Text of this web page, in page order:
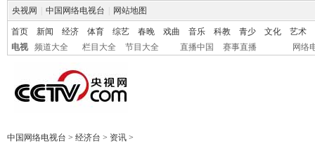
央视网 中国网络电视台 网站地图
首页 新闻 经济 体育 综艺 春晚 戏曲 音乐 科教 青少 文化
艺术
电视
频道大全 栏目大全 节目大全 直播中国 赛事直播 网络
中国网络电视台 > 经济台 > 资讯 >